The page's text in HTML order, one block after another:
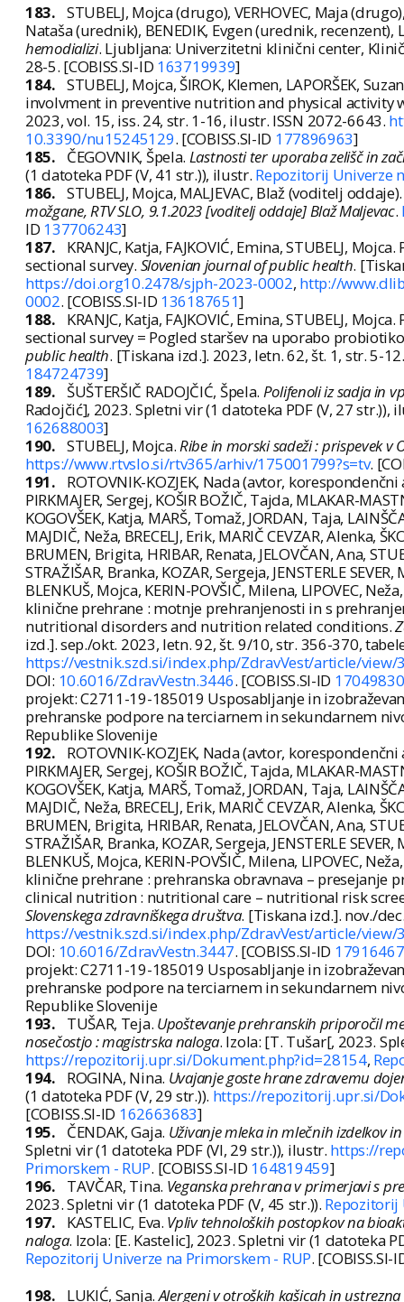
183. STUBELJ, Mojca (drugo), VERHOVEC, Maja
Nataša (urednik), BENEDIK, Evgen (urednik,
hemodializi. Ljubljana: Univerzitetni klinični center,
28-5. [COBISS.SI-ID 163719939]
184. STUBELJ, Mojca, ŠIROK, Klemen, LAPORŠEK,
involvment in preventive nutrition and physical
2023, vol. 15, iss. 24, str. 1-16, ilustr. ISSN 2072-6643.
10.3390/nu15245129. [COBISS.SI-ID 177896963]
185.
ČEGOVNIK, Špela. Lastnosti ter uporaba zelišč in
(1 datoteka PDF (V, 41 str.)), ilustr. Repozitorij Univerze
186. STUBELJ, Mojca, MALJEVAC, Blaž (voditelj
možgane, RTV SLO, 9.1.2023 [voditelj oddaje] Blaž Maljevac.
ID 137706243]
187.
KRANJC, Katja, FAJKOVIĆ, Emina, STUBELJ,
sectional survey. Slovenian journal of public health.
https://doi.org10.2478/sjph-2023-0002, http://
0002. [COBISS.SI-ID 136187651]
188.
KRANJC, Katja, FAJKOVIĆ, Emina, STUBELJ,
sectional survey = Pogled staršev na uporabo
public health. [Tiskana izd.]. 2023, letn. 62, št. 1, str. 5-
184724739]
189. ŠUŠTERŠIČ RADOJČIĆ, Špela. Polifenoli iz sadja in
Radojčić], 2023. Spletni vir (1 datoteka PDF (V, 27 str.)),
162688003]
190. STUBELJ, Mojca.Ribe in morski sadeži : prispevek v
https://www.rtvslo.si/rtv365/arhiv/175001799?s=tv.
191.
ROTOVNIK-KOZJEK, Nada (avtor,
PIRKMAJER, Sergej, KOŠIR BOŽIČ, Tajda, MLAKAR-
KOGOVŠEK, Katja, MARŠ, Tomaž, JORDAN, Taja,
MAJDIČ, Neža, BRECELJ, Erik, MARIČ CEVZAR, Alenka,
BRUMEN, Brigita, HRIBAR, Renata, JELOVČAN, Ana,
STRAŽIŠAR, Branka, KOZAR, Sergeja, JENSTERLE
BLENKUŠ, Mojca, KERIN-POVŠIČ, Milena, LIPOVEC,
klinične prehrane : motnje prehranjenosti in s
nutritional disorders and nutrition related conditions.
izd.]. sep./okt. 2023, letn. 92, št. 9/10, str. 356-370,
https://vestnik.szd.si/index.php/ZdravVest/article/view/
DOI: 10.6016/ZdravVestn.3446. [COBISS.SI-ID
projekt: C2711-19-185019 Usposabljanje in
prehranske podpore na terciarnem in sekundarnem
Republike Slovenije
192.
ROTOVNIK-KOZJEK, Nada (avtor,
PIRKMAJER, Sergej, KOŠIR BOŽIČ, Tajda, MLAKAR-
KOGOVŠEK, Katja, MARŠ, Tomaž, JORDAN, Taja,
MAJDIČ, Neža, BRECELJ, Erik, MARIČ CEVZAR, Alenka,
BRUMEN, Brigita, HRIBAR, Renata, JELOVČAN, Ana,
STRAŽIŠAR, Branka, KOZAR, Sergeja, JENSTERLE
BLENKUŠ, Mojca, KERIN-POVŠIČ, Milena, LIPOVEC,
klinične prehrane : prehranska obravnava –
clinical nutrition : nutritional care – nutritional risk
Slovenskega zdravniškega društva. [Tiskana izd.]. nov./
https://vestnik.szd.si/index.php/ZdravVest/article/view/
DOI: 10.6016/ZdravVestn.3447. [COBISS.SI-ID
projekt: C2711-19-185019 Usposabljanje in
prehranske podpore na terciarnem in sekundarnem
Republike Slovenije
193.
TUŠAR, Teja. Upoštevanje prehranskih priporočil
nosečostjo : magistrska naloga. Izola: [T. Tušar[, 2023.
https://repozitorij.upr.si/Dokument.php?id=28154,
194.
ROGINA, Nina. Uvajanje goste hrane zdravemu
(1 datoteka PDF (V, 29 str.)). https://repozitorij.upr.si/
[COBISS.SI-ID 162663683]
195.
ČENDAK, Gaja. Uživanje mleka in mlečnih izdelkov
Spletni vir (1 datoteka PDF (VI, 29 str.)), ilustr. https://
Primorskem - RUP. [COBISS.SI-ID 164819459]
196.
TAVČAR, Tina. Veganska prehrana v primerjavi s
2023. Spletni vir (1 datoteka PDF (V, 45 str.)). Repozitorij
197.
KASTELIC, Eva. Vpliv tehnoloških postopkov na
naloga. Izola: [E. Kastelic], 2023. Spletni vir (1 datoteka
Repozitorij Univerze na Primorskem - RUP. [COBISS.SI-
198.
LUKIĆ, Sanja.Alergeni v otroških kašicah in